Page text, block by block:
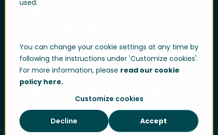
used.
You can change your cookie settings at any time by
following the instructions under 'Customize cookies'.
For more information, please read our cookie
policy here.
Customize cookies
Accept
Decline
Developer portal